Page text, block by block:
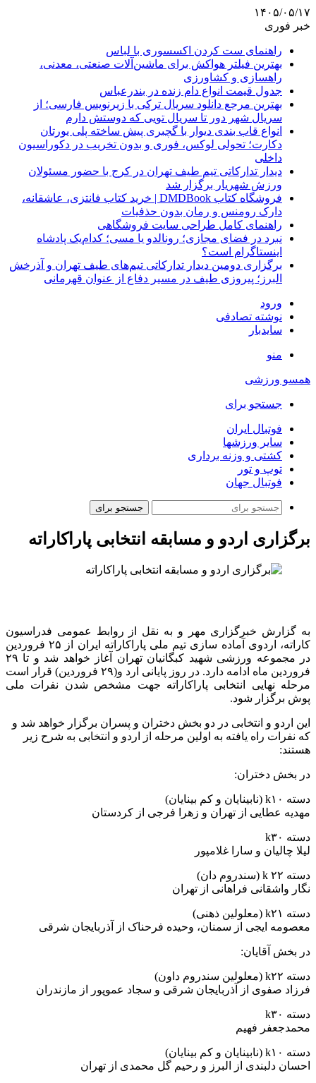
۱۴۰۵/۰۵/۱۷
خبر فوری
راهنمای ست کردن اکسسوری با لباس
بهترین فیلتر هواکش برای ماشین‌آلات صنعتی، معدنی،
راهسازی و کشاورزی
جدول قیمت انواع دام زنده در بندرعباس
بهترین مرجع دانلود سریال ترکی با زیرنویس فارسی؛ از
سریال شهر دور تا سریال تویی که دوستش دارم
انواع قاب بندی دیوار با گچبری پیش ساخته پلی یورتان
دکارت؛ تحولی لوکس، فوری و بدون تخریب در دکوراسیون
داخلی
دیدار تدارکاتی تیم طیف تهران در کرج با حضور مسئولان
ورزش شهریار برگزار شد
فروشگاه کتاب DMDBook | خرید کتاب فانتزی، عاشقانه،
دارک رومنس و رمان بدون حذفیات
راهنمای کامل طراحی سایت فروشگاهی
نبرد در فضای مجازی؛ رونالدو یا مسی؛ کدام‌یک پادشاه
اینستاگرام است؟
برگزاری دومین دیدار تدارکاتی تیم‌های طیف تهران و آذرخش
البرز؛ پیروزی طیف در مسیر دفاع از عنوان قهرمانی
ورود
نوشته تصادفی
سایدبار
منو
همسو ورزشی
جستجو برای
فوتبال ایران
سایر ورزشها
کشتی و وزنه برداری
توپ و تور
فوتبال جهان
جستجو برای
برگزاری اردو و مسابقه انتخابی پاراکاراته
به گزارش خبرگزاری مهر و به نقل از روابط عمومی فدراسیون
کاراته، اردوی آماده سازی تیم ملی پاراکاراته ایران از ۲۵ فروردین
در مجموعه ورزشی شهید کبگانیان تهران آغاز خواهد شد و تا ۲۹
فروردین ماه ادامه دارد. در روز پایانی ارد و(۲۹ فروردین) قرار است
مرحله نهایی انتخابی پاراکاراته جهت مشخص شدن نفرات ملی
پوش برگزار شود.
این اردو و انتخابی در دو بخش دختران و پسران برگزار خواهد شد و
که نفرات راه یافته به اولین مرحله از اردو و انتخابی به شرح زیر
هستند:
در بخش دختران:
دسته k۱۰ (نابینایان و کم بینایان)
مهدیه عطایی از تهران و زهرا فرجی از کردستان
دسته k۳۰
لیلا چالیان و سارا غلامپور
دسته k ۲۲ (سندروم دان)
نگار واشقانی فراهانی از تهران
دسته k۲۱ (معلولین ذهنی)
معصومه ایجی از سمنان، وحیده فرحناک از آذربایجان شرقی
در بخش آقایان:
دسته k۲۲ (معلولین سندروم داون)
فرزاد صفوی از آذربایجان شرقی و سجاد عموپور از مازندران
دسته k۳۰
محمدجعفر فهیم
دسته k۱۰ (نابینایان و کم بینایان)
احسان دلبندی از البرز و رحیم گل محمدی از تهران